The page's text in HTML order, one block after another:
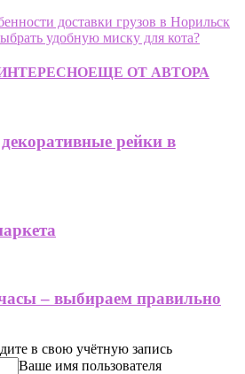
доставки грузов в Норильск
удобную миску для кота?
ЕЩЕ ОТ АВТОРА
рейки в
– выбираем правильно
в свою учётную запись
Ваше имя пользователя